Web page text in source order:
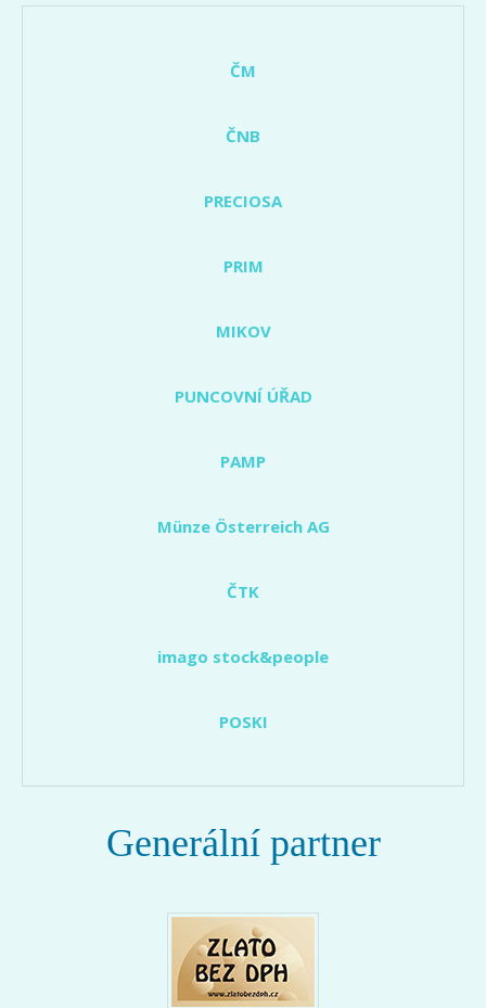
ČM
ČNB
PRECIOSA
PRIM
MIKOV
PUNCOVNÍ ÚŘAD
PAMP
Münze Österreich AG
ČTK
imago stock&people
POSKI
Generální partner